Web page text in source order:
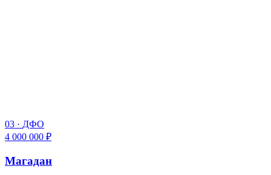
03 · ДФО
4 000 000 ₽
Магадан